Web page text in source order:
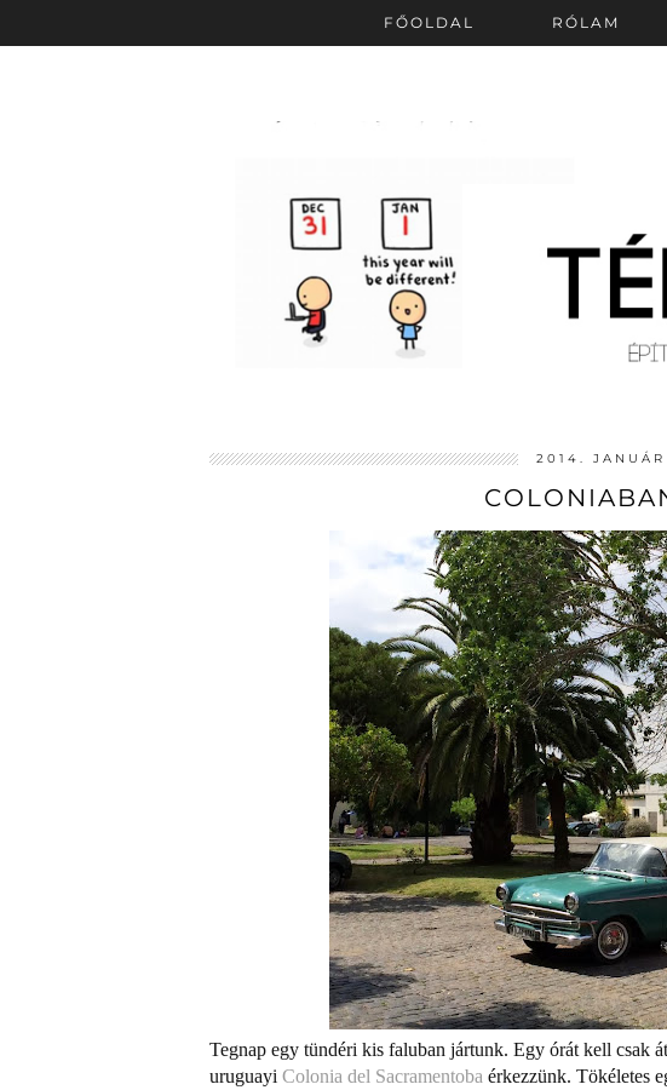
FŐOLDAL RÓLAM
2014.
Tegnap egy tündéri kis faluban jártunk. Egy órát kell csak
uruguayi Colonia del Sacramentoba érkezzünk. Tökéletes